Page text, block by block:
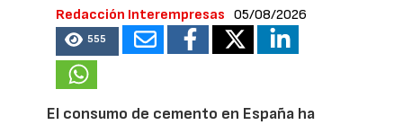
Redacción Interempresas 05/08/2026
555
El consumo de cemento en España ha